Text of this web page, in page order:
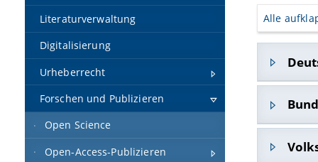
Literaturverwaltung
Digitalisierung
Urheberrecht
Forschen und Publizieren
Open Science
Open-Access-Publizieren
Alle
Die